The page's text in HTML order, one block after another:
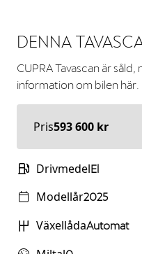
DENNA
CUPRATavascanär såld,
information om bilen här.
Pris593 600 kr
DrivmedelEl
Modellår2025
VäxellådaAutomat